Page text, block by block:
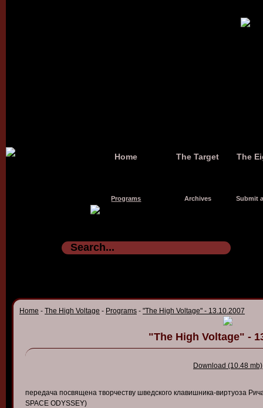
Home The Target The
Programs Archives Submit
Home - The High Voltage - Programs - "The High Voltage" - 13.10.2007
"The High Voltage" -
Download (10.48 mb)
передача посвящена творчеству шведского клавишника-виртуоза
SPACE ODYSSEY)